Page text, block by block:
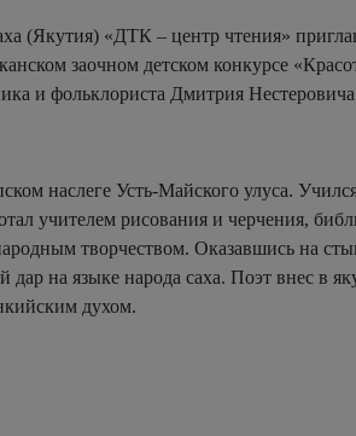
(Якутия) «ДТК – центр чтения»
заочном детском конкурсе
и фольклориста Дмитрия
наслеге Усть-Майского улуса.
учителем рисования и черчения,
творчеством. Оказавшись на
на языке народа саха. Поэт внес в
духом.